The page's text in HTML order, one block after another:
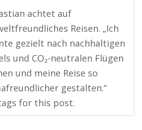
achtet auf
Reisen. „Ich
gezielt nach nachhaltigen
und CO₂-neutralen Flügen
und meine Reise so
gestalten.“
for this post.